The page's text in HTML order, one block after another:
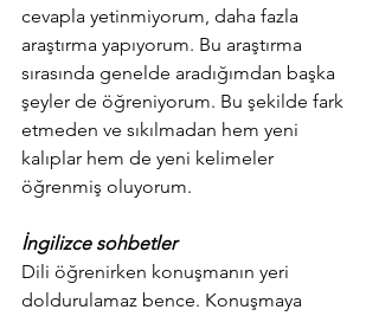
cevapla yetinmiyorum, daha fazla
araştırma yapıyorum. Bu araştırma
sırasında genelde aradığımdan başka
şeyler de öğreniyorum. Bu şekilde fark
etmeden ve sıkılmadan hem yeni
kalıplar hem de yeni kelimeler
öğrenmiş oluyorum.
İngilizce sohbetler
Dili öğrenirken konuşmanın yeri
doldurulamaz bence. Konuşmaya